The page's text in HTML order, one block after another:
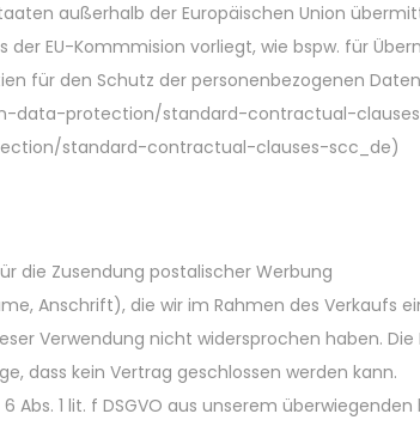
außerhalb der Europäischen Union
der EU-Kommmision vorliegt, wie bspw. für
für den Schutz der personenbezogenen
data-protection/standard-contractual-
standard-contractual-clauses-scc_de)
die Zusendung postalischer Werbung
Anschrift), die wir im Rahmen des Verkaufs
Verwendung nicht widersprochen haben.
dass kein Vertrag geschlossen werden kann.
Abs. 1 lit. f DSGVO aus unserem